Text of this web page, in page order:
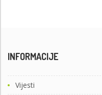
INFORMACIJE
Vijesti